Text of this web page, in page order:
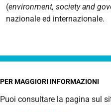
(environment, society and
nazionale ed internazionale.
PER MAGGIORI INFORMAZIONI
Puoi consultare la pagina sul